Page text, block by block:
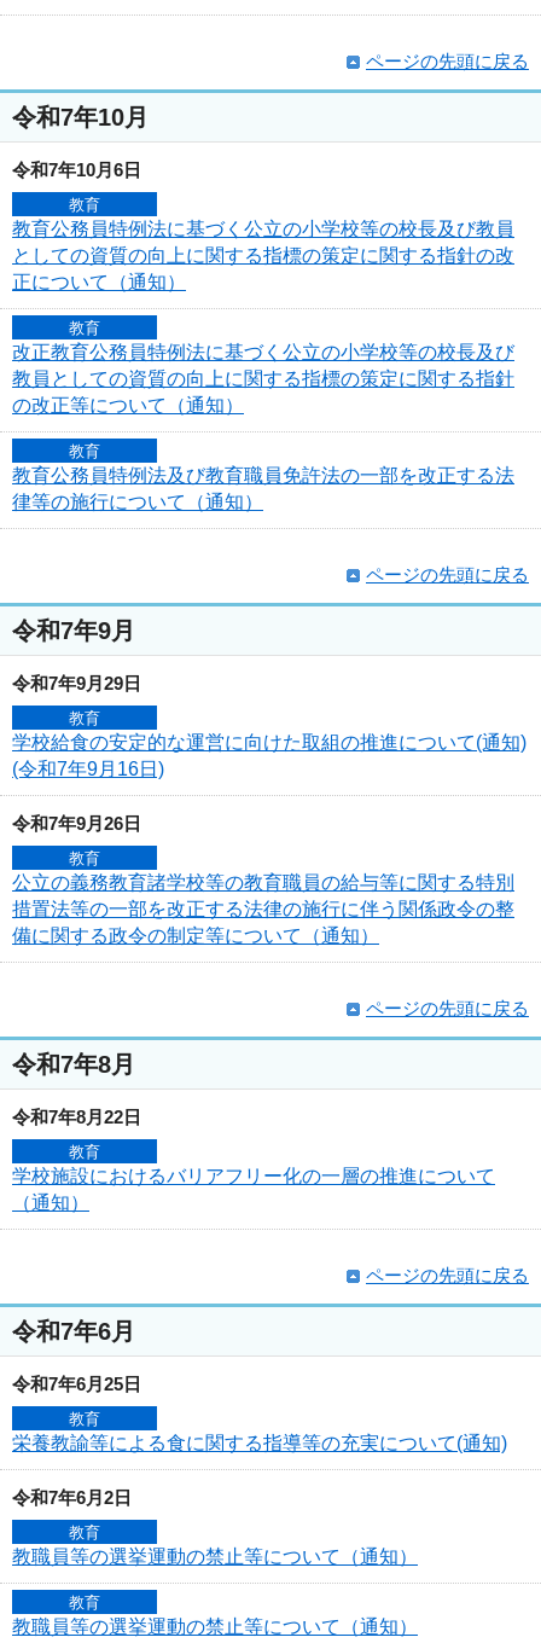
ページの先頭に戻る
令和7年10月
令和7年10月6日
教育
教育公務員特例法に基づく公立の小学校等の校長及び教員
としての資質の向上に関する指標の策定に関する指針の改
正について（通知）
教育
改正教育公務員特例法に基づく公立の小学校等の校長及び
教員としての資質の向上に関する指標の策定に関する指針
の改正等について（通知）
教育
教育公務員特例法及び教育職員免許法の一部を改正する法
律等の施行について（通知）
ページの先頭に戻る
令和7年9月
令和7年9月29日
教育
学校給食の安定的な運営に向けた取組の推進について(通知)
(令和7年9月16日)
令和7年9月26日
教育
公立の義務教育諸学校等の教育職員の給与等に関する特別
措置法等の一部を改正する法律の施行に伴う関係政令の整
備に関する政令の制定等について（通知）
ページの先頭に戻る
令和7年8月
令和7年8月22日
教育
学校施設におけるバリアフリー化の一層の推進について
（通知）
ページの先頭に戻る
令和7年6月
令和7年6月25日
教育
栄養教諭等による食に関する指導等の充実について(通知)
令和7年6月2日
教育
教職員等の選挙運動の禁止等について（通知）
教育
教職員等の選挙運動の禁止等について（通知）